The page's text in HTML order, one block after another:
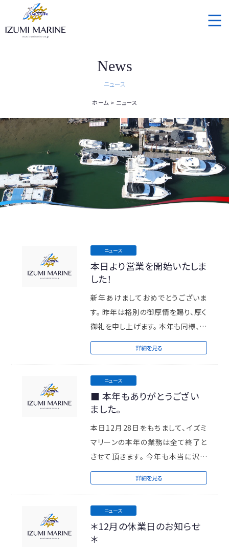
News
ニュース
ホーム ニュース
ニュース
本日より営業を開始いたしま
した！
新年あけましておめでとうございま
す。 昨年は格別の御厚情を賜り、厚く
御礼を申し上げます。 本年も同様、一
人でも多くの方の「モーターボート ...
詳細を見る
ニュース
■ 本年もありがとうござい
ました。
本日12月28日をもちまして、イズミ
マリーンの本年の業務は全て終了と
させて頂きます。 今年も本当に沢山
のご縁や出会いを頂き大変ありがと
うご ...
詳細を見る
ニュース
＊12月の休業日のお知らせ
＊